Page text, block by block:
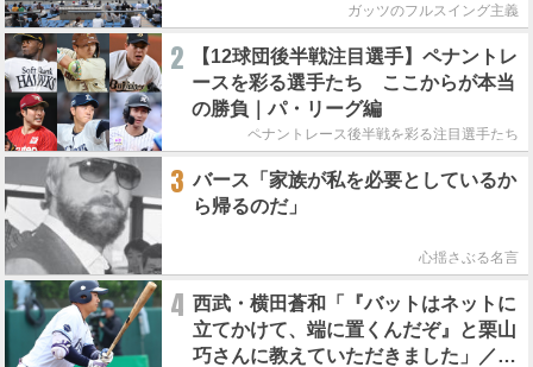
ガッツのフルスイング主義
2
【12球団後半戦注目選手】ペナントレ
ースを彩る選手たち ここからが本当
の勝負｜パ・リーグ編
ペナントレース後半戦を彩る注目選手たち
3 バース「家族が私を必要としているか
ら帰るのだ」
心揺さぶる名言
4 西武・横田蒼和「『バットはネットに
立てかけて、端に置くんだぞ』と栗山
巧さんに教えていただきました」／憧